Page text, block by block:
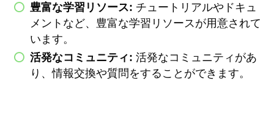
豊富な学習リソース: チュートリアルやドキュ
メントなど、豊富な学習リソースが用意されて
います。
活発なコミュニティ: 活発なコミュニティがあ
り、情報交換や質問をすることができます。